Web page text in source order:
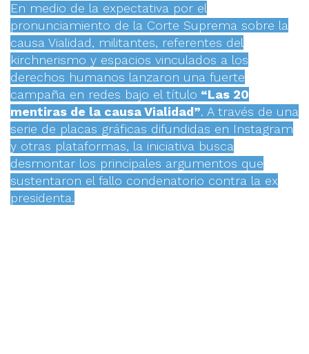
En medio de la expectativa por el
pronunciamiento de la Corte Suprema sobre la
causa Vialidad, militantes, referentes del
kirchnerismo y espacios vinculados a los
derechos humanos lanzaron una fuerte
campaña en redes bajo el título “Las 20
mentiras de la causa Vialidad”. A través de una
serie de placas gráficas difundidas en Instagram
y otras plataformas, la iniciativa busca
desmontar los principales argumentos que
sustentaron el fallo condenatorio contra la ex
presidenta.